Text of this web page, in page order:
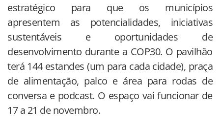
estratégico para que os municípios
apresentem as potencialidades, iniciativas
sustentáveis e oportunidades de
desenvolvimento durante a COP30. O pavilhão
terá 144 estandes (um para cada cidade), praça
de alimentação, palco e área para rodas de
conversa e podcast. O espaço vai funcionar de
17 a 21 de novembro.